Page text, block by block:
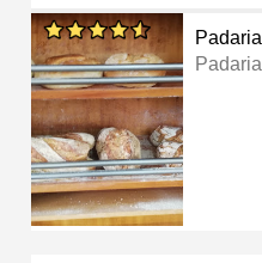
Padaria
Padaria